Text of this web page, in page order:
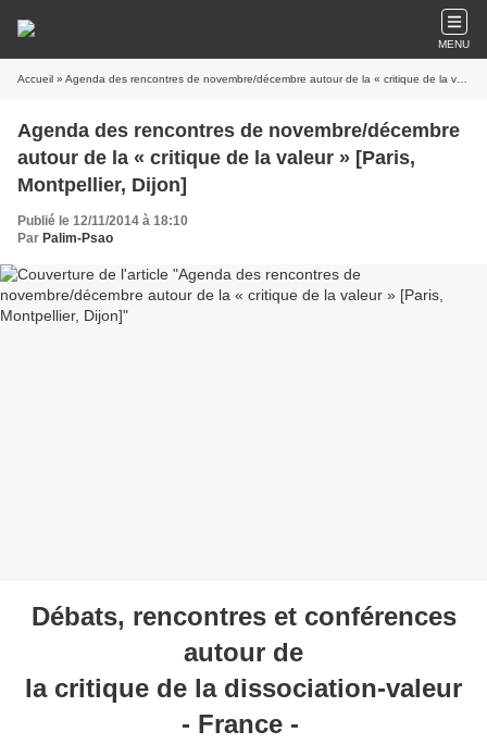
MENU
Accueil » Agenda des rencontres de novembre/décembre autour de la « critique de la valeur » [Paris, Montpellier, Dijon]
Agenda des rencontres de novembre/décembre
autour de la « critique de la valeur » [Paris,
Montpellier, Dijon]
Publié le 12/11/2014 à 18:10
Par Palim-Psao
Débats, rencontres et conférences
autour de
la critique de la dissociation-valeur
- France -